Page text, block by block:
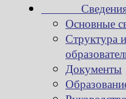
Основные
Структура
Документы